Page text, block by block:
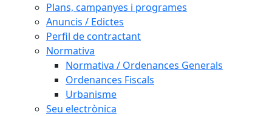
Plans, campanyes i programes
Anuncis / Edictes
Perfil de contractant
Normativa
Normativa / Ordenances Generals
Ordenances Fiscals
Urbanisme
Seu electrònica